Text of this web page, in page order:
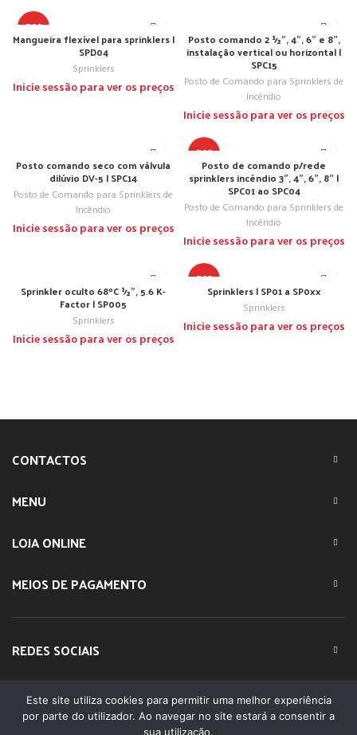
TOP
Mangueira flexível para sprinklers |
SPD04
Sprinklers
Inicie sessão para ver os preços
Posto comando 2 ½”, 4”, 6” e 8”,
instalação vertical ou horizontal |
SPC15
Posto de Comando para Sprinklers de
Incêndio
Inicie sessão para ver os preços
Posto comando seco com válvula
dilúvio DV-5 | SPC14
Posto de Comando para Sprinklers de
Incêndio
Inicie sessão para ver os preços
TOP
Posto de comando p/rede
sprinklers incêndio 3”, 4”, 6”, 8” |
SPC01 ao SPC04
Posto de Comando para Sprinklers de
Incêndio
Inicie sessão para ver os preços
Sprinkler oculto 68ºC ½”, 5.6 K-
Factor | SP005
Sprinklers
Inicie sessão para ver os preços
TOP
Sprinklers | SP01 a SP0xx
Sprinklers
Inicie sessão para ver os preços
CONTACTOS
MENU
LOJA ONLINE
MEIOS DE PAGAMENTO
REDES SOCIAIS
© 2023 IMPARTE. All Rights Reserved. Desenvolvido por
DOMINIOS.PT
Este site utiliza cookies para permitir uma melhor experiência
por parte do utilizador. Ao navegar no site estará a consentir a
sua utilização.